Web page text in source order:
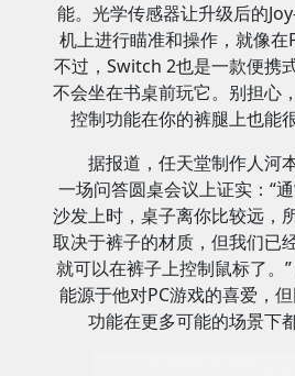
能。光学传感器让升级后的
机上进行瞄准和操作，就像在
不过，Switch 2也是一款便携
不会坐在书桌前玩它。别担心
控制功能在你的裤腿上也能
据报道，任天堂制作人河
一场问答圆桌会议上证实：“
沙发上时，桌子离你比较远，
取决于裤子的材质，但我们已
就可以在裤子上控制鼠标了。
能源于他对PC游戏的喜爱，
功能在更多可能的场景下